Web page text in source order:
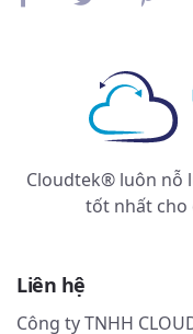
Cloudtek® luôn nỗ
tốt nhất cho
Liên hệ
Công ty TNHH